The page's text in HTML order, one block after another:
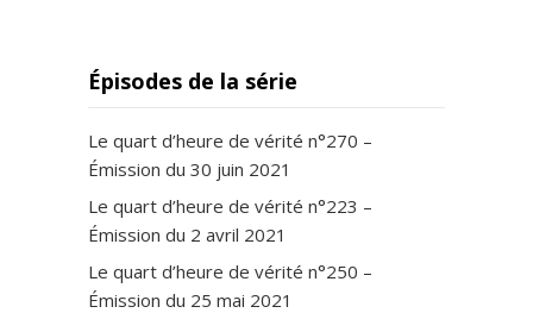
Épisodes de la série
Le quart d’heure de vérité n°270 –
Émission du 30 juin 2021
Le quart d’heure de vérité n°223 –
Émission du 2 avril 2021
Le quart d’heure de vérité n°250 –
Émission du 25 mai 2021